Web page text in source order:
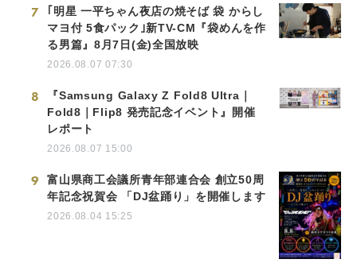
7
｢明星 一平ちゃん夜店の焼そば 袋 からし
マヨ付 5食パック｣新TV-CM『袋めんを作
る男篇』8月7日(金)全国放映
2026.08.07 07:30
8
『Samsung Galaxy Z Fold8 Ultra｜
Fold8｜Flip8 発売記念イベント』開催
レポート
2026.08.07 15:00
9
富山県商工会議所青年部連合会 創立50周
年記念祝賀会 「DJ盆踊り」を開催します
2026.08.04 15:25